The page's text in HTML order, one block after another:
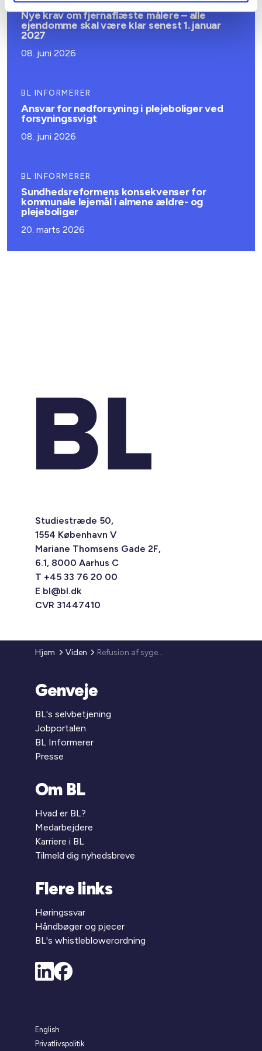
Nye krav om fjernaflæste målere – alle
ejendomme skal være klar senest 1. januar
2027
08. juni 2026
BL INFORMERER
Ansvar for nødforsyning i plejeboliger ved
forsyningssvigt
08. juni 2026
BL INFORMERER
Sundhedsreformens konsekvenser for
kommunale lejemål i almene ældre- og
plejeboliger
20. marts 2026
Studiestræde 50,
1554 København V
Mariane Thomsens Gade 2F,
6.1, 8000 Aarhus C
T +45 33 76 20 00
E bl@bl.dk
CVR 31447410
Hjem Viden Refusion af sygedagpenge
Genveje
BL's selvbetjening
Jobportalen
BL Informerer
Presse
Om BL
Hvad er BL?
Medarbejdere
Karriere i BL
Tilmeld dig nyhedsbreve
Flere links
Høringssvar
Håndbøger og pjecer
BL's whistleblowerordning
English
Privatlivspolitik